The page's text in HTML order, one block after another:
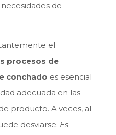
de
el
procesos de
conchado es esencial
adecuada en las
producto. A veces, al
desviarse. Es